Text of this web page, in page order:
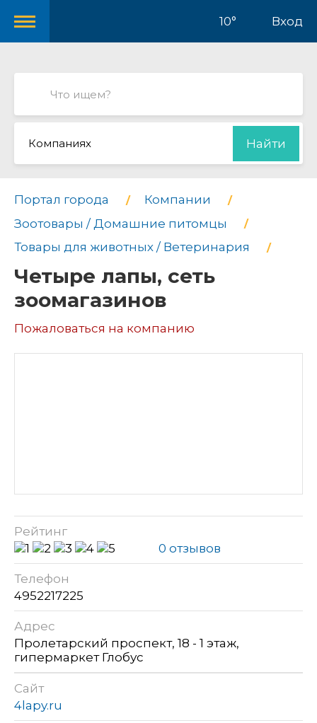
10° Вход
Компаниях Найти
Портал города
Компании
Зоотовары / Домашние питомцы
Товары для животных / Ветеринария
Четыре лапы, сеть
зоомагазинов
Пожаловаться на компанию
Рейтинг
0 отзывов
Телефон
4952217225
Адрес
Пролетарский проспект, 18 - 1 этаж,
гипермаркет Глобус
Сайт
4lapy.ru